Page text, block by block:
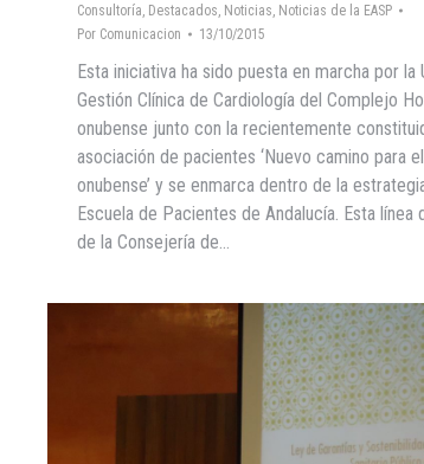
Consultoría Destacados Noticias Noticias de la EASP
Por Comunicacion 13/10/2015
Esta iniciativa ha sido puesta en marcha por la
Gestión Clínica de Cardiología del Complejo
onubense junto con la recientemente
asociación de pacientes ‘Nuevo camino para
onubense’ y se enmarca dentro de la
Escuela de Pacientes de Andalucía. Esta línea
de la Consejería de…